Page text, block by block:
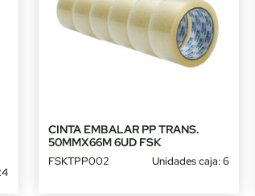
CINTA EMBALAR PP TRANS.
50MMX66M 6UD FSK
FSKTPP002 Unidades caja: 6